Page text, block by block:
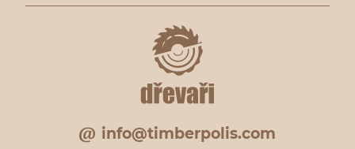
info@timberpolis.com